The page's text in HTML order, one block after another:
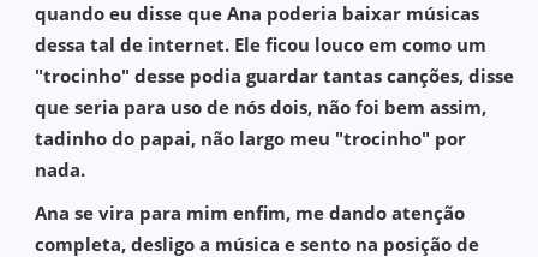
quando eu disse que Ana poderia baixar músicas
dessa tal de internet. Ele ficou louco em como um
"trocinho" desse podia guardar tantas canções, disse
que seria para uso de nós dois, não foi bem assim,
tadinho do papai, não largo meu "trocinho" por
nada.
Ana se vira para mim enfim, me dando atenção
completa, desligo a música e sento na posição de